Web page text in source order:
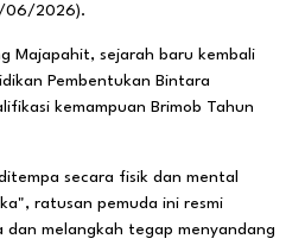
06/2026).
Majapahit, sejarah baru kembali
Pembentukan Bintara
kemampuan Brimob Tahun
secara fisik dan mental
ratusan pemuda ini resmi
dan melangkah tegap menyandang